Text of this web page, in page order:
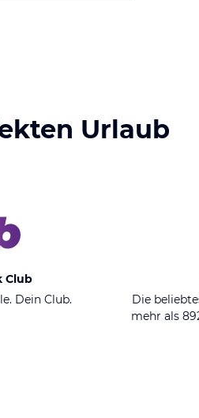
Urlaub
Club
Dein Club.
Die
mehr als